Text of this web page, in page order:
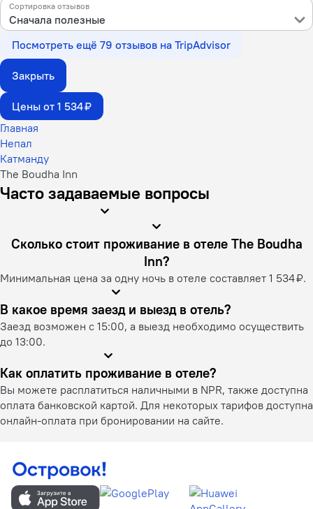
Сортировка отзывов
Сначала полезные
Посмотреть ещё 79 отзывов на TripAdvisor
Закрыть
Цены от 1 534 ₽
Главная
Непал
Катманду
The Boudha Inn
Часто задаваемые вопросы
Сколько стоит проживание в отеле The Boudha
Inn?
Минимальная цена за одну ночь в отеле составляет 1 534 ₽.
В какое время заезд и выезд в отель?
Заезд возможен с 15:00, а выезд необходимо осуществить
до 13:00.
Как оплатить проживание в отеле?
Вы можете расплатиться наличными в NPR, также доступна
оплата банковской картой. Для некоторых тарифов доступна
онлайн-оплата при бронировании на сайте.